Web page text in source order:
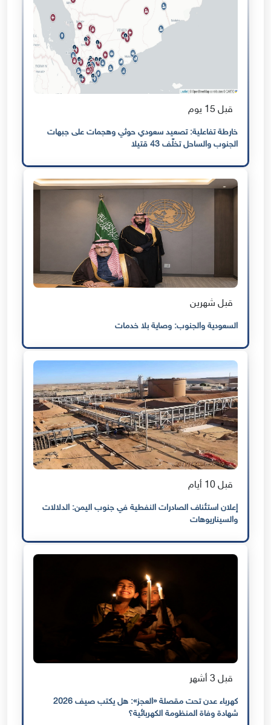
قبل 15 يوم
خارطة تفاعلية: تصعيد سعودي حوثي وهجمات على جبهات
الجنوب والساحل تخلّف 43 قتيلا
قبل شهرين
السعودية والجنوب: وصاية بلا خدمات
قبل 10 أيام
إعلان استئناف الصادرات النفطية في جنوب اليمن: الدلالات
والسيناريوهات
قبل 3 أشهر
كهرباء عدن تحت مقصلة «العجز»: هل يكتب صيف 2026
شهادة وفاة المنظومة الكهربائية؟